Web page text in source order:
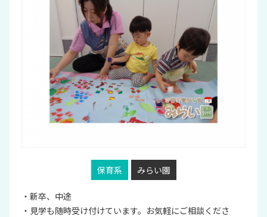
保育系 みらい園
・新卒、中途
・見学も随時受け付けています。お気軽にご相談くださ